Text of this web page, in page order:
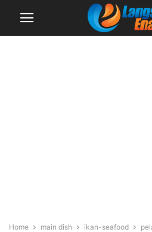
Home main dish ikan-seafood